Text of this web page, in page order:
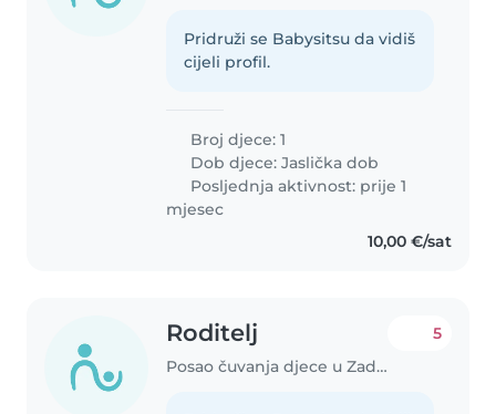
Pridruži se Babysitsu da vidiš
cijeli profil.
Broj djece: 1
Dob djece:Jaslička dob
Posljednja aktivnost: prije 1
mjesec
10,00 €/sat
Roditelj
Posao čuvanja djece u Zadar
5